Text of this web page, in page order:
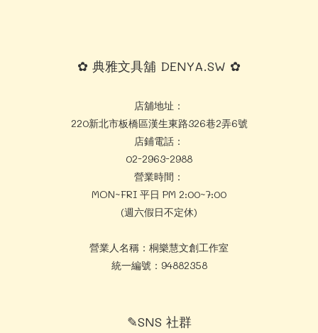
✿ 典雅文具舖 DENYA.SW ✿
店舖地址：
220新北市板橋區漢生東路326巷2弄6號
店鋪電話：
02-2963-2988
營業時間：
MON~FRI 平日 PM 2:00~7:00
(週六假日不定休)
營業人名稱：桐樂慧文創工作室
統一編號：94882358
✎SNS 社群